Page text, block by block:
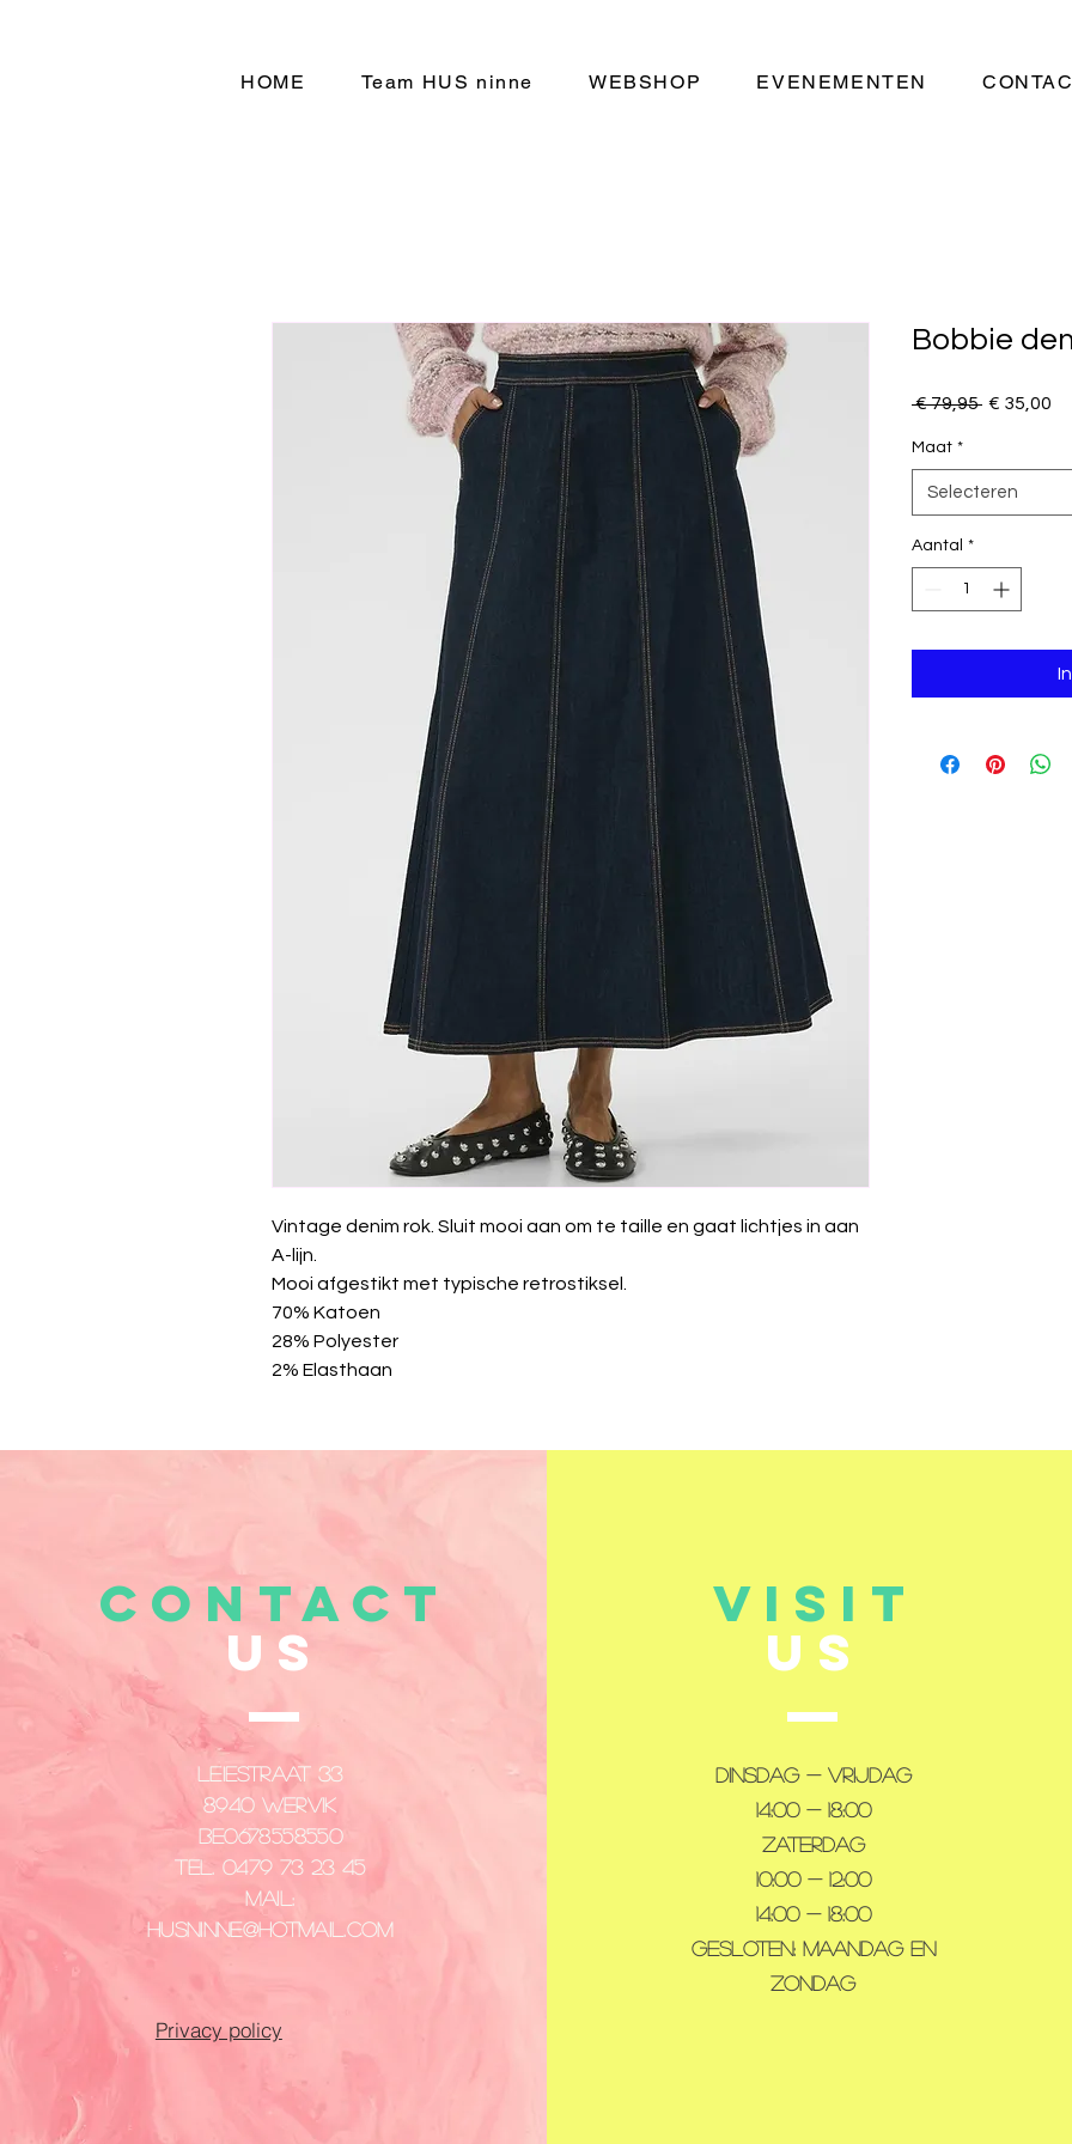
HOME Team HUS ninne WEBSHOP EVENEMENTEN
Vintage denim rok. Sluit mooi aan om te taille en gaat lichtjes in aan
A-lijn.
Mooi afgestikt met typische retrostiksel.
70% Katoen
28% Polyester
2% Elasthaan
Bobbie
€ 79,95 Normale
€ 35,00
Maat *
Selecteren
Aantal *
CONTACT
US
Leiestraat 33
8940 Wervik
​BE0678558550
Tel. 0479 73 23 45
Mail:
husninne@hotmail.com
Privacy policy
VISIT
US
Dinsdag - Vrijdag
14:00 - 18:00
Zaterdag
10:00 - 12:00
14:00 - 18:00
Gesloten: maandag en
zondag